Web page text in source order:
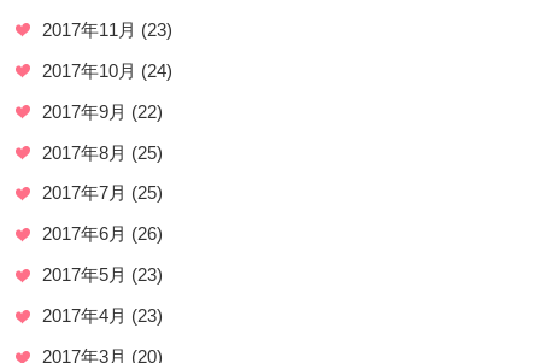
2017年11月 (23)
2017年10月 (24)
2017年9月 (22)
2017年8月 (25)
2017年7月 (25)
2017年6月 (26)
2017年5月 (23)
2017年4月 (23)
2017年3月 (20)